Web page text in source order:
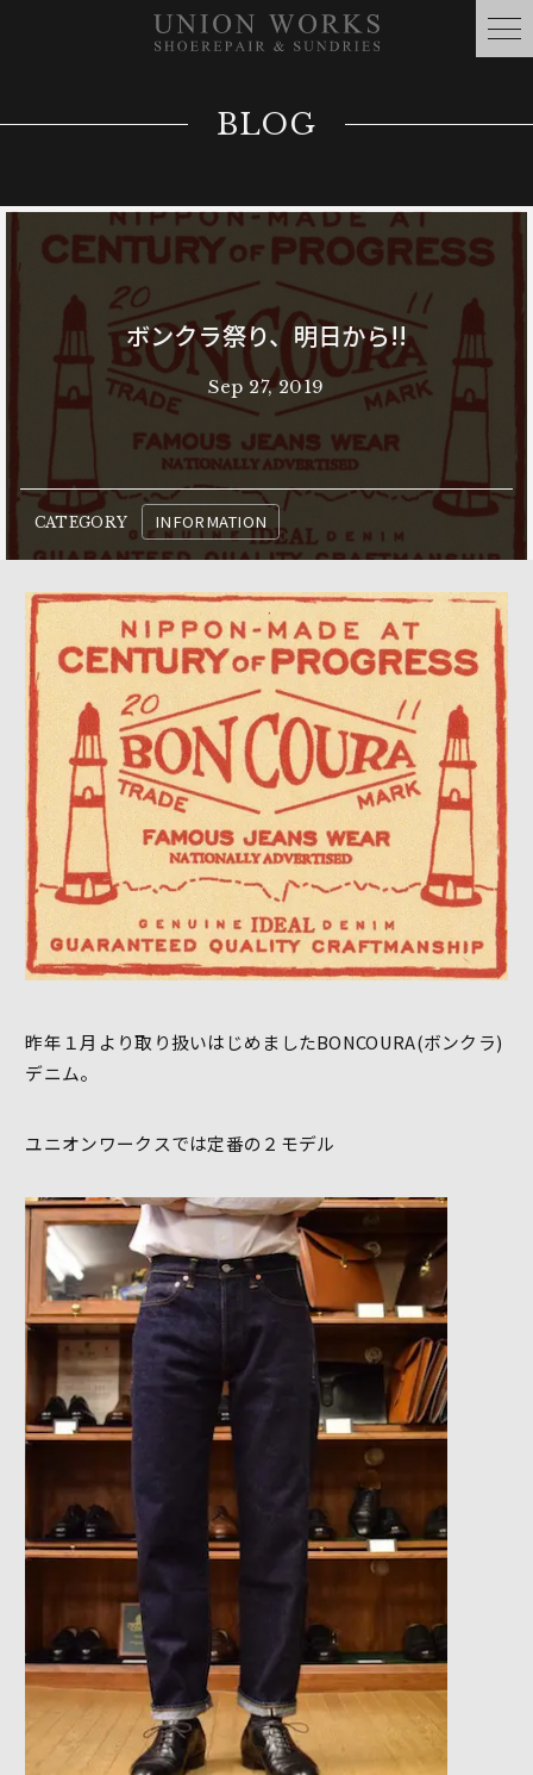
BLOG
ボンクラ祭り、明日から!!
Sep 27, 2019
CATEGORY INFORMATION
昨年１月より取り扱いはじめましたBONCOURA(ボンクラ)
デニム。
ユニオンワークスでは定番の２モデル